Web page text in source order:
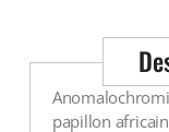
papillon